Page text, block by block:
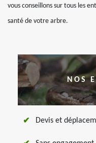
vous conseillons sur tous les
santé de votre arbre.
NOS
Devis et